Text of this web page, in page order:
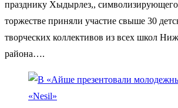
празднику Хыдырлез,, символизирующего
торжестве приняли участие свыше 30
творческих коллективов из всех школ
района….